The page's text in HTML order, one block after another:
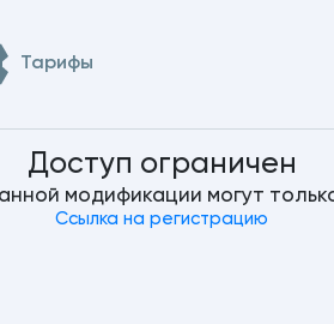
Тарифы
Доступ ограничен
модификации могут
Ссылка на регистрацию